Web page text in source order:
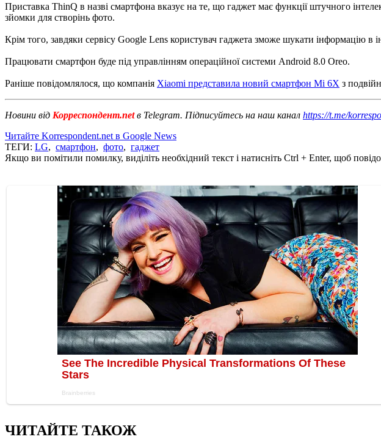
Приставка ThinQ в назві смартфона вказує на те, що гаджет має функції штучного
зйомки для створінь фото.
Крім того, завдяки сервісу Google Lens користувач гаджета зможе шукати інформацію в
Працювати смартфон буде під управлінням операційної системи Android 8.0 Oreo.
Раніше повідомлялося, що компанія Xiaomi представила новий смартфон Mi 6X з
Новини від Корреспондент.netв Telegram. Підписуйтесь на наш канал https://t.me/
Читайте Korrespondent.net в Google News
ТЕГИ: LG, смартфон, фото, гаджет
Якщо ви помітили помилку, виділіть необхідний текст і натисніть Ctrl + Enter, щоб
ЧИТАЙТЕ ТАКОЖ